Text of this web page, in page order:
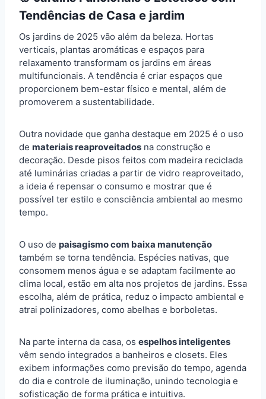
Tendências de Casa e jardim
Os jardins de 2025 vão além da beleza. Hortas
verticais, plantas aromáticas e espaços para
relaxamento transformam os jardins em áreas
multifuncionais. A tendência é criar espaços que
proporcionem bem-estar físico e mental, além de
promoverem a sustentabilidade.
Outra novidade que ganha destaque em 2025 é o uso
de materiais reaproveitados na construção e
decoração. Desde pisos feitos com madeira reciclada
até luminárias criadas a partir de vidro reaproveitado,
a ideia é repensar o consumo e mostrar que é
possível ter estilo e consciência ambiental ao mesmo
tempo.
O uso de paisagismo com baixa manutenção
também se torna tendência. Espécies nativas, que
consomem menos água e se adaptam facilmente ao
clima local, estão em alta nos projetos de jardins. Essa
escolha, além de prática, reduz o impacto ambiental e
atrai polinizadores, como abelhas e borboletas.
Na parte interna da casa, os espelhos inteligentes
vêm sendo integrados a banheiros e closets. Eles
exibem informações como previsão do tempo, agenda
do dia e controle de iluminação, unindo tecnologia e
sofisticação de forma prática e intuitiva.